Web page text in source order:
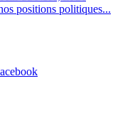
positions politiques...